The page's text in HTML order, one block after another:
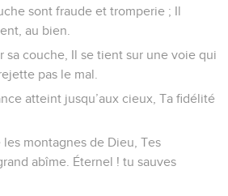
sont fraude et tromperie ; Il
au bien.
sa couche, Il se tient sur une voie qui
pas le mal.
atteint jusqu’aux cieux, Ta fidélité
montagnes de Dieu, Tes
abîme. Éternel ! tu sauves